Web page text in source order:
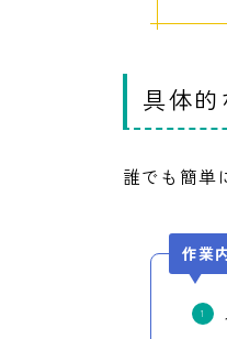
具体的
誰でも簡単
作業